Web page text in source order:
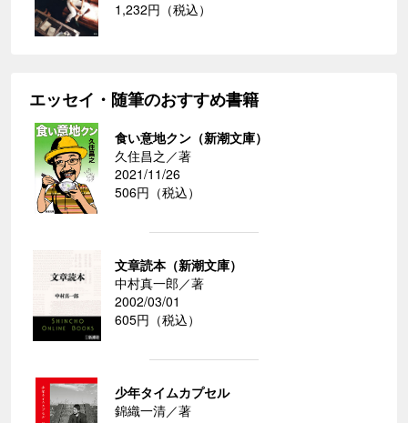
1,232円（税込）
エッセイ・随筆のおすすめ書籍
食い意地クン（新潮文庫）
久住昌之／著
2021/11/26
506円（税込）
文章読本（新潮文庫）
中村真一郎／著
2002/03/01
605円（税込）
少年タイムカプセル
錦織一清／著